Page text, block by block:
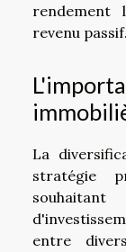
revenu passif.
La
stratégie
entre